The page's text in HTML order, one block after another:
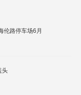
伦路停车场6月
头